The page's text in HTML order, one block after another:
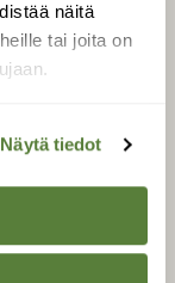
näitä
tai joita on
Näytä tiedot
Luonto
juttua